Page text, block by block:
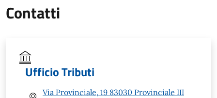
Contatti
Ufficio Tributi
Via Provinciale, 19 83030 Provinciale III